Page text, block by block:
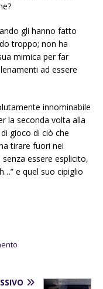
gli hanno fatto
troppo; non ha
mimica per far
ad essere
innominabile
la seconda volta alla
gioco di ciò che
tirare fuori nei
essere esplicito,
e quel suo cipiglio